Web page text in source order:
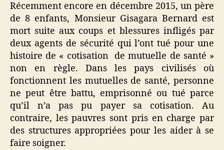
Récemment encore en décembre 2015, un père
de 8 enfants, Monsieur Gisagara Bernard est
mort suite aux coups et blessures infligés par
deux agents de sécurité qui l’ont tué pour une
histoire de « cotisation de mutuelle de santé »
non en règle. Dans les pays civilisés où
fonctionnent les mutuelles de santé, personne
ne peut être battu, emprisonné ou tué parce
qu’il n’a pas pu payer sa cotisation. Au
contraire, les pauvres sont pris en charge par
des structures appropriées pour les aider à se
faire soigner.